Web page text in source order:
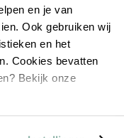
en je van
Ook gebruiken wij
en het
Cookies bevatten
Bekijk onze
deze